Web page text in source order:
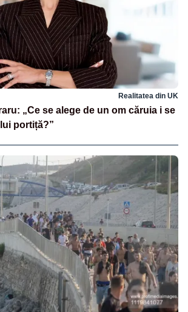
Realitatea din UK
„Ce se alege de un om căruia i se
portiță?”